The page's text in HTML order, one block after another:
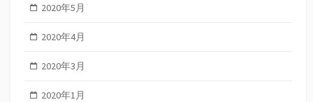
2020年5月
2020年4月
2020年3月
2020年1月